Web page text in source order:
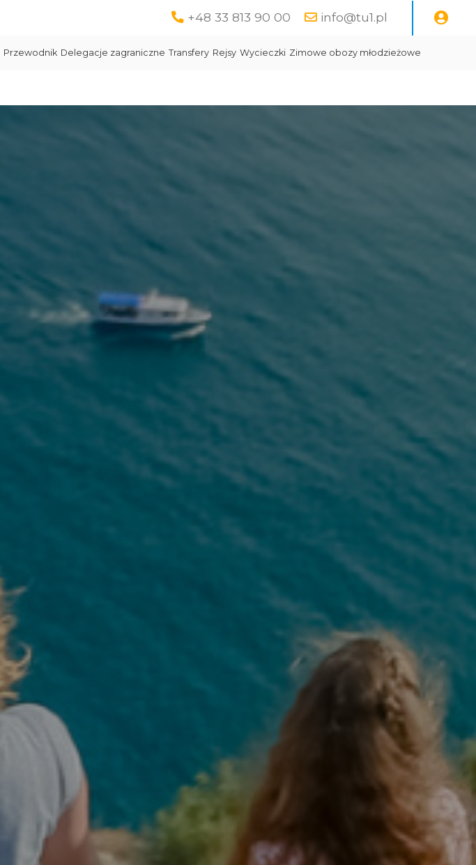
+48 33 813 90 00 info@tu1.pl
Przewodnik Delegacje zagraniczne Transfery Rejsy Wycieczki Zimowe obozy młodzieżowe